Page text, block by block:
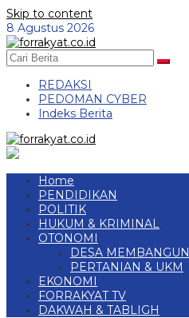
Skip to content
8 Agustus 2026
REDAKSI
PEDOMAN CYBER
Indeks Berita
Home
PENDIDIKAN
POLITIK
HUKUM & KRIMINAL
OTONOMI
DESA MEMBANGUN
PERTANIAN & UKM
EKONOMI
FORRAKYAT TV
DAKWAH & TABLIGH